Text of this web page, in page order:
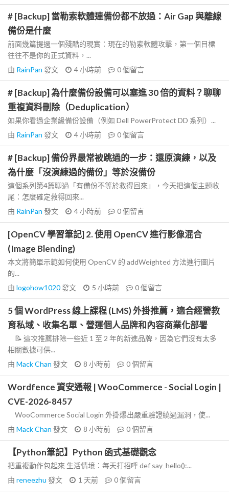
# [Backup] 當勒索軟體連備份都不放過：Air Gap 與離線
備份是什麼
前面幾篇提過一個殘酷的現實：現在的勒索軟體攻擊，第一個目標
往往不是你的正式資料，...
由 RainPan 發文 4 小時前 0個留言
# [Backup] 為什麼備份設備可以塞進 30 倍的資料？聊聊
重複資料刪除（Deduplication）
如果你看過企業級備份設備（例如 Dell PowerProtect DD 系列）...
由 RainPan 發文 4 小時前 0個留言
# [Backup] 備份界最常被跳過的一步：還原演練，以及
為什麼「沒演練過的備份」等於沒備份
這個系列第4篇聊過「有備份不等於救得回來」，今天把這個主題收
尾：怎麼確定救得回來...
由 RainPan 發文 4 小時前 0個留言
[OpenCV 學習筆記] 2. 使用 OpenCV 進行影像混合
(Image Blending)
本文將簡單示範如何使用 OpenCV 的 addWeighted 方法進行圖片
的...
由 logohow1020發文 5 小時前 0個留言
5 個 WordPress 線上課程 (LMS) 外掛推薦，適合經營教
育私域、收集名單、營運個人品牌和內容商業化部署
📝 這次推薦排除一些近 1 至 2 年的新進品牌，因為它們沒有太多
相關數據可供...
由 Mack Chan 發文 8 小時前 0個留言
Wordfence 資安通報 | WooCommerce - Social Login |
CVE-2026-8457
WooCommerce Social Login 外掛爆出嚴重驗證繞過漏洞，使...
由 Mack Chan 發文 8 小時前 0個留言
【Python筆記】Python 函式基礎觀念
把重複動作包起來 生活情境：每天打招呼 def say_hello():...
由 reneezhu 發文 1 天前 0個留言